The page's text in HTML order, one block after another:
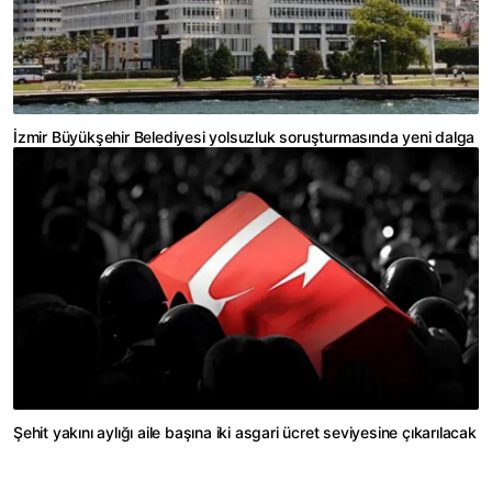
İzmir Büyükşehir Belediyesi yolsuzluk soruşturmasında yeni dalga
Şehit yakını aylığı aile başına iki asgari ücret seviyesine çıkarılacak